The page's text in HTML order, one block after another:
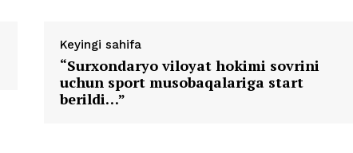
Keyingi sahifa
“Surxondaryo viloyat hokimi sovrini
uchun sport musobaqalariga start
berildi…”